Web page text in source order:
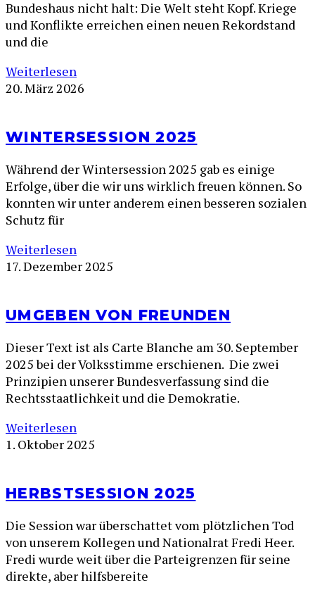
Bundeshaus nicht halt: Die Welt steht Kopf. Kriege
und Konflikte erreichen einen neuen Rekordstand
und die
Weiterlesen
20. März 2026
WINTERSESSION 2025
Während der Wintersession 2025 gab es einige
Erfolge, über die wir uns wirklich freuen können. So
konnten wir unter anderem einen besseren sozialen
Schutz für
Weiterlesen
17. Dezember 2025
UMGEBEN VON FREUNDEN
Dieser Text ist als Carte Blanche am 30. September
2025 bei der Volksstimme erschienen. Die zwei
Prinzipien unserer Bundesverfassung sind die
Rechtsstaatlichkeit und die Demokratie.
Weiterlesen
1. Oktober 2025
HERBSTSESSION 2025
Die Session war überschattet vom plötzlichen Tod
von unserem Kollegen und Nationalrat Fredi Heer.
Fredi wurde weit über die Parteigrenzen für seine
direkte, aber hilfsbereite